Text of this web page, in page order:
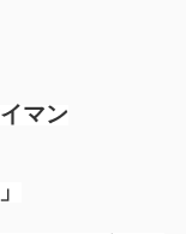
マン